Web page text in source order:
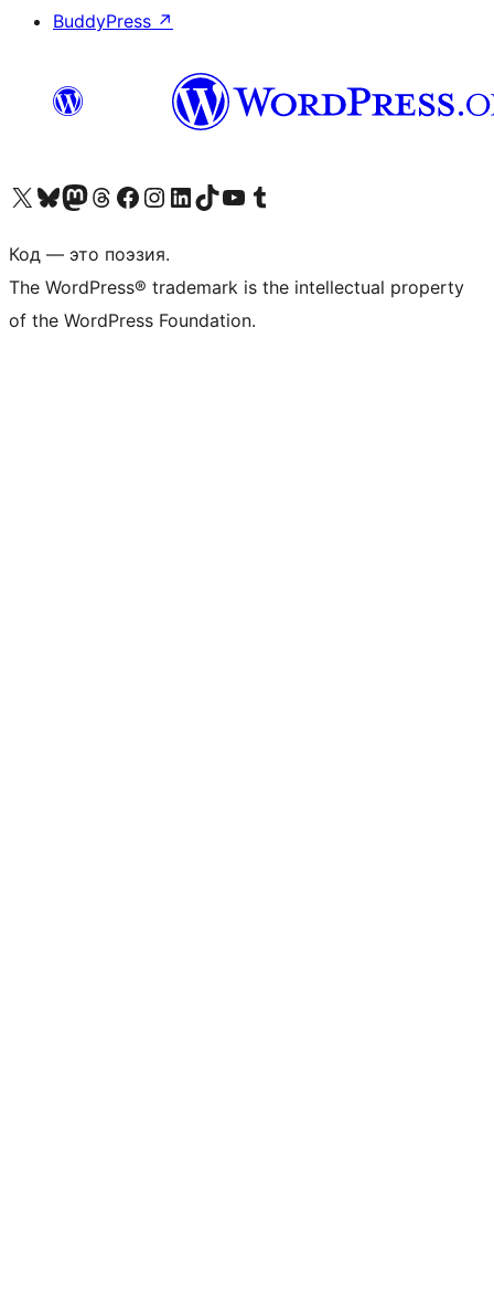
BuddyPress ↗
Посетите нас в X (ранее Twitter)
Посетите нашу учётную запись в Bluesky
Посетите нашу ленту в Mastodon
Посетите нашу учётную запись в Threads
Посетите нашу страницу на Facebook
Посетите наш Instagram
Посетите нашу страницу в LinkedIn
Посетите нашу учётную запись в TikTok
Посетите наш канал YouTube
Посетите нашу учётную запись в Tumblr
Код — это поэзия.
The WordPress® trademark is the intellectual property
of the WordPress Foundation.